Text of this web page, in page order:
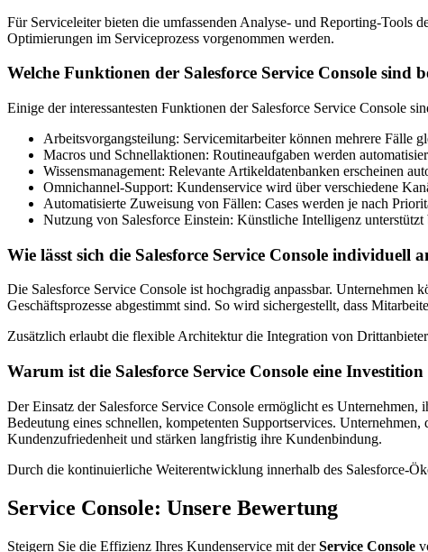
Für Serviceleiter bieten die umfassenden Analyse- und Reporting-Tools
Optimierungen im Serviceprozess vorgenommen werden.
Welche Funktionen der Salesforce Service Console sind
Einige der interessantesten Funktionen der Salesforce Service Console
Arbeitsvorgangsteilung: Servicemitarbeiter können mehrere Fälle
Macros und Schnellaktionen: Routineaufgaben werden
Wissensmanagement: Relevante Artikeldatenbanken erscheinen
Omnichannel-Support: Kundenservice wird über verschiedene
Automatisierte Zuweisung von Fällen: Cases werden je nach
Nutzung von Salesforce Einstein: Künstliche Intelligenz
Wie lässt sich die Salesforce Service Console individuell
Die Salesforce Service Console ist hochgradig anpassbar.
Geschäftsprozesse abgestimmt sind. So wird sichergestellt, dass
Zusätzlich erlaubt die flexible Architektur die Integration von
Warum ist die Salesforce Service Console eine
Der Einsatz der Salesforce Service Console ermöglicht es
Bedeutung eines schnellen, kompetenten Supportservices.
Kundenzufriedenheit und stärken langfristig ihre Kundenbindung.
Durch die kontinuierliche Weiterentwicklung innerhalb des Salesforce-
Service Console: Unsere Bewertung
Steigern Sie die Effizienz Ihres Kundenservice mit derService Console